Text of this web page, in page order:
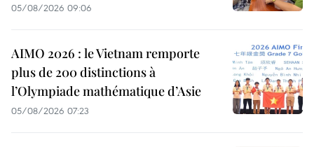
05/08/2026 09:06
AIMO 2026 : le Vietnam remporte
plus de 200 distinctions à
l’Olympiade mathématique d’Asie
05/08/2026 07:23